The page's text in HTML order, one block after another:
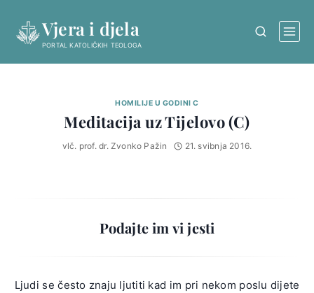
content
Vjera i djela
PORTAL KATOLIČKIH TEOLOGA
HOMILIJE U GODINI C
Meditacija uz Tijelovo (C)
vlč. prof. dr. Zvonko Pažin 21. svibnja 2016.
Podajte im vi jesti
Ljudi se često znaju ljutiti kad im pri nekom poslu dijete